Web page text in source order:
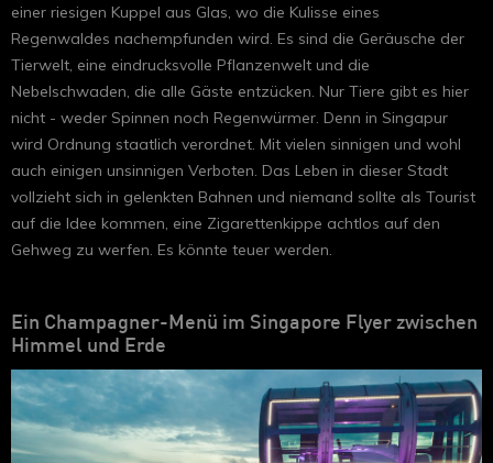
einer riesigen Kuppel aus Glas, wo die Kulisse eines
Regenwaldes nachempfunden wird. Es sind die Geräusche der
Tierwelt, eine eindrucksvolle Pflanzenwelt und die
Nebelschwaden, die alle Gäste entzücken. Nur Tiere gibt es hier
nicht - weder Spinnen noch Regenwürmer. Denn in Singapur
wird Ordnung staatlich verordnet. Mit vielen sinnigen und wohl
auch einigen unsinnigen Verboten. Das Leben in dieser Stadt
vollzieht sich in gelenkten Bahnen und niemand sollte als Tourist
auf die Idee kommen, eine Zigarettenkippe achtlos auf den
Gehweg zu werfen. Es könnte teuer werden.
Ein Champagner-Menü im Singapore Flyer zwischen
Himmel und Erde